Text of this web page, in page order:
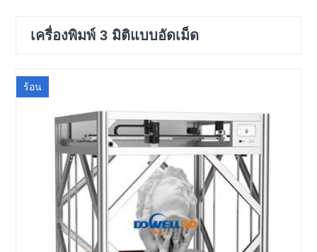
เครื่องพิมพ์ 3 มิติแบบอัดเม็ด
ร้อน